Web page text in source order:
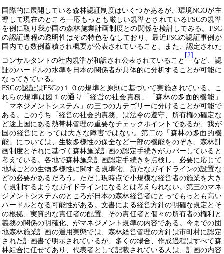
国際的に展開している森林認証制度はいくつかあるが、環境NGOが主
導して現在のところ一応もっとも厳しい規準とされているFSCの規準
を例に取り我が国の森林施業計画制度との関係を検討してみる。 FSC
の認証過程の透明性はその特色をなしており、最近FSCの認証事例が
国内でも数例蓄積され概要が公表されていること、また、認定された
コンサルタントの社内規準が和訳され公表されていること
[2]
など、認
証のハードルの水準を日本の関係者が具体的に分析することが可能に
なってきている。
FSCの認証はFSCの１０の規準と原則に基づいて実施されている。こ
れらの規準は図１の通り「経営の社会責務」「森林の多面的機能」
「マネジメントシステム」の三つのカテゴリーに分けることが可能で
ある。このうち「経営の社会的責務」は法令の遵守、所有権の確定な
ど途上国にある熱帯林管理の重要なチェックポイントであるが、我が
国の経営にとっては大きな障害ではない。第二の「森林の多面的機
能」については、生物多様性の保全など一部の機能をのぞき、森林計
画制度とそれに基づく森林施業計画の認定手続きがカバーしていると
考えている。各地で森林施業計画認定手続きを点検し、必要に応じて
地域ごとの生物多様性に関する規準化、新たなガイドラインの設置な
どの必要があるだろう。ただし現時点で小規模な経営者の施業を大き
く規制するようなガイドラインになるとは考えられない。第三のマネ
ジメントシステムのところが日本の森林経営者にとってもっとも高い
ハードルとなる可能性がある。文書による経営方針の明確な規定とそ
の根拠、実質的な責任者の配置、その責任者と個々の所有者の権利と
義務の関係の明確化、がマネジメント規準の内容である。今までの団
地森林施業計画の運用実態では、森林経営管理の方針は市町村に認定
された計画書で明示されているが、多くの場合、作成過程はすべて森
林組合に任せてあり、代表者として記載されている人は、計画の内容